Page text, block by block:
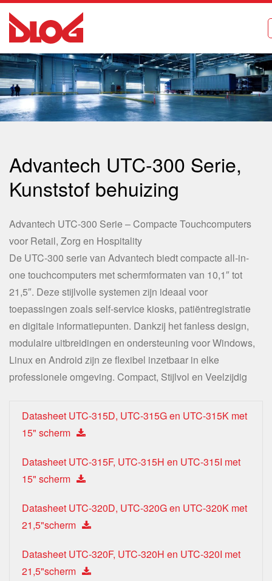
Advantech UTC-300 Serie,
Kunststof behuizing
Advantech UTC-300 Serie – Compacte Touchcomputers
voor Retail, Zorg en Hospitality
De UTC-300 serie van Advantech biedt compacte all-in-
one touchcomputers met schermformaten van 10,1″ tot
21,5″. Deze stijlvolle systemen zijn ideaal voor
toepassingen zoals self-service kiosks, patiëntregistratie
en digitale informatiepunten. Dankzij het fanless design,
modulaire uitbreidingen en ondersteuning voor Windows,
Linux en Android zijn ze flexibel inzetbaar in elke
professionele omgeving. Compact, Stijlvol en Veelzijdig
Datasheet UTC-315D, UTC-315G en UTC-315K met
15" scherm
Datasheet UTC-315F, UTC-315H en UTC-315I met
15" scherm
Datasheet UTC-320D, UTC-320G en UTC-320K met
21,5"scherm
Datasheet UTC-320F, UTC-320H en UTC-320I met
21,5"scherm